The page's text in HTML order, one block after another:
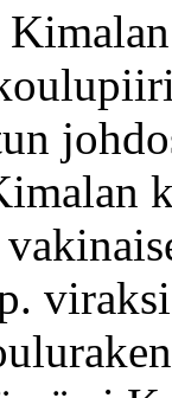
Kimalan